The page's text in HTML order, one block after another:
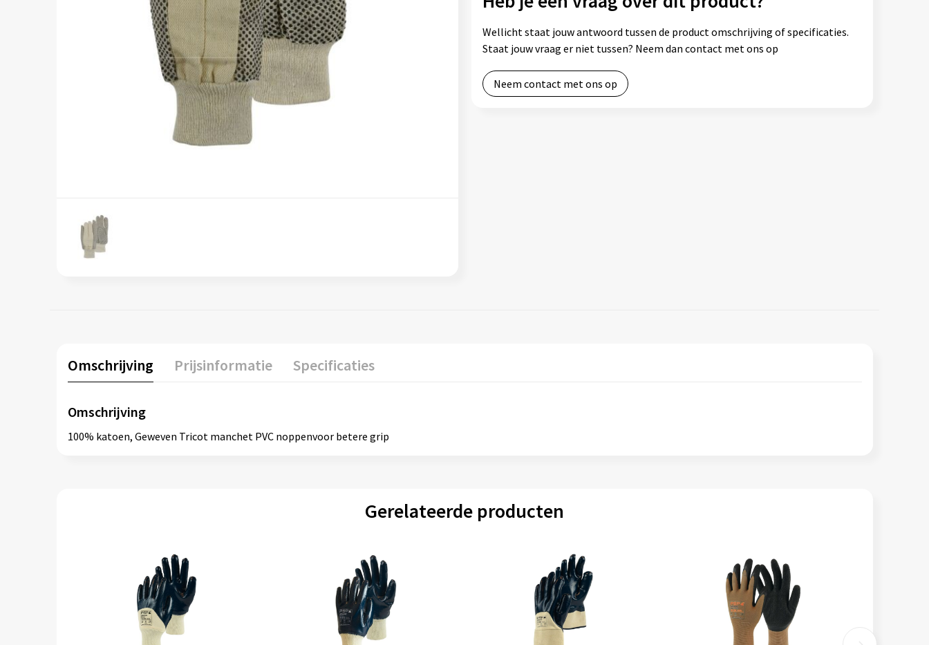
Wellicht staat jouw antwoord tussen de product omschrijving of specificaties.
Staat jouw vraag er niet tussen? Neem dan contact met ons op
Neem contact met ons op
Omschrijving Prijsinformatie Specificaties
Omschrijving
100% katoen, Geweven Tricot manchet PVC noppenvoor betere grip
Gerelateerde producten